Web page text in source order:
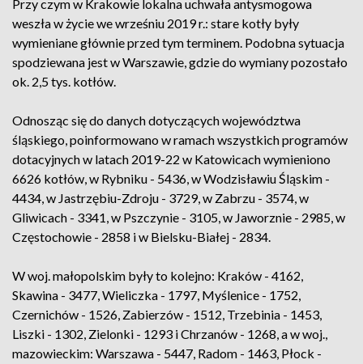
Przy czym w Krakowie lokalna uchwała antysmogowa
weszła w życie we wrześniu 2019 r.: stare kotły były
wymieniane głównie przed tym terminem. Podobna sytuacja
spodziewana jest w Warszawie, gdzie do wymiany pozostało
ok. 2,5 tys. kotłów.
Odnosząc się do danych dotyczących województwa
śląskiego, poinformowano w ramach wszystkich programów
dotacyjnych w latach 2019-22 w Katowicach wymieniono
6626 kotłów, w Rybniku - 5436, w Wodzisławiu Śląskim -
4434, w Jastrzębiu-Zdroju - 3729, w Zabrzu - 3574, w
Gliwicach - 3341, w Pszczynie - 3105, w Jaworznie - 2985, w
Częstochowie - 2858 i w Bielsku-Białej - 2834.
W woj. małopolskim były to kolejno: Kraków - 4162,
Skawina - 3477, Wieliczka - 1797, Myślenice - 1752,
Czernichów - 1526, Zabierzów - 1512, Trzebinia - 1453,
Liszki - 1302, Zielonki - 1293 i Chrzanów - 1268, a w woj.,
mazowieckim: Warszawa - 5447, Radom - 1463, Płock -